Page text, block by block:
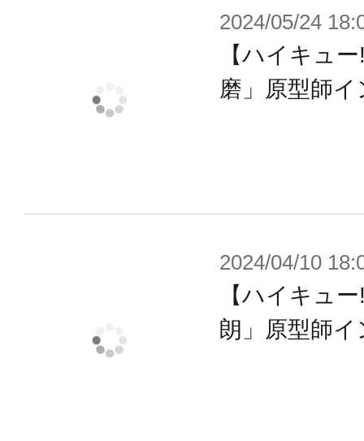
2024/05/24
【ハイキュ
磨」原型師
2024/04/10
【ハイキュ
朗」原型師